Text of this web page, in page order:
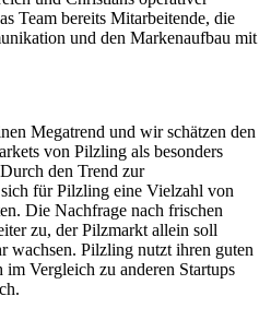
Team bereits Mitarbeitende, die
und den Markenaufbau mit
Megatrend und wir schätzen den
von Pilzling als besonders
den Trend zur
für Pilzling eine Vielzahl von
Die Nachfrage nach frischen
zu, der Pilzmarkt allein soll
wachsen. Pilzling nutzt ihren guten
Vergleich zu anderen Startups